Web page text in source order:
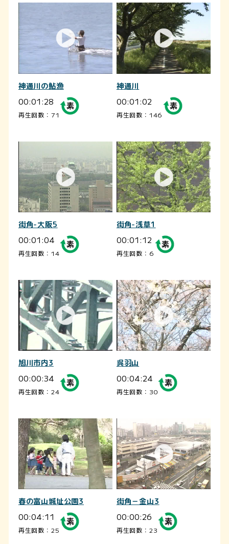
神通川の鮎漁
00:01:28
再生回数：71
神通川
00:01:02
再生回数：146
街角-大阪5
00:01:04
再生回数：14
街角-浅草1
00:01:12
再生回数：6
旭川市内3
00:00:34
再生回数：24
呉羽山
00:04:24
再生回数：30
春の富山城址公園3
00:04:11
再生回数：25
街角－金山3
00:00:26
再生回数：23